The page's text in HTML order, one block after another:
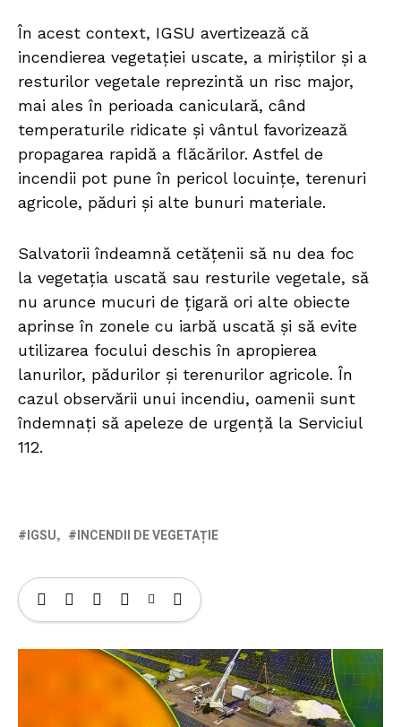
În acest context, IGSU avertizează că
incendierea vegetației uscate, a miriștilor și a
resturilor vegetale reprezintă un risc major,
mai ales în perioada caniculară, când
temperaturile ridicate și vântul favorizează
propagarea rapidă a flăcărilor. Astfel de
incendii pot pune în pericol locuințe, terenuri
agricole, păduri și alte bunuri materiale.
Salvatorii îndeamnă cetățenii să nu dea foc
la vegetația uscată sau resturile vegetale, să
nu arunce mucuri de țigară ori alte obiecte
aprinse în zonele cu iarbă uscată și să evite
utilizarea focului deschis în apropierea
lanurilor, pădurilor și terenurilor agricole. În
cazul observării unui incendiu, oamenii sunt
îndemnați să apeleze de urgență la Serviciul
112.
IGSU INCENDII DE VEGETAȚIE